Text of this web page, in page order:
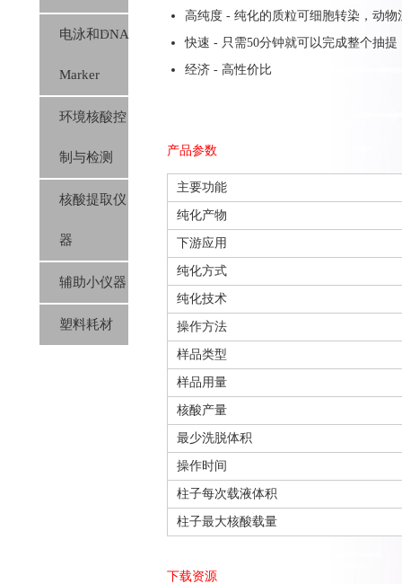
电泳和DNA
Marker
环境核酸控
制与检测
核酸提取仪
器
辅助小仪器
塑料耗材
高纯度 - 纯化的质粒可细胞转染，动物
快速 - 只需50分钟就可以完成整个抽提
经济 - 高性价比
产品参数
主要功能
纯化产物
下游应用
纯化方式
纯化技术
操作方法
样品类型
样品用量
核酸产量
最少洗脱体积
操作时间
柱子每次载液体积
柱子最大核酸载量
下载资源